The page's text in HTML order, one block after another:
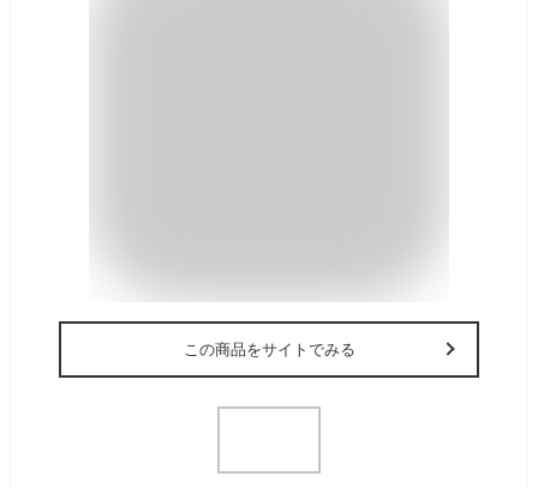
この商品をサイトでみる